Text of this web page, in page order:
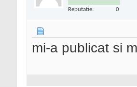
Reputatie: 0
mi-a publicat si